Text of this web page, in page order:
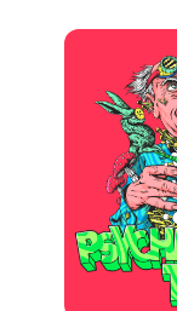
elrow News
Síguenos en
Síguenos en
Síguenos
Política de Privacidad
Política de Cookies
Aviso Legal
Política de